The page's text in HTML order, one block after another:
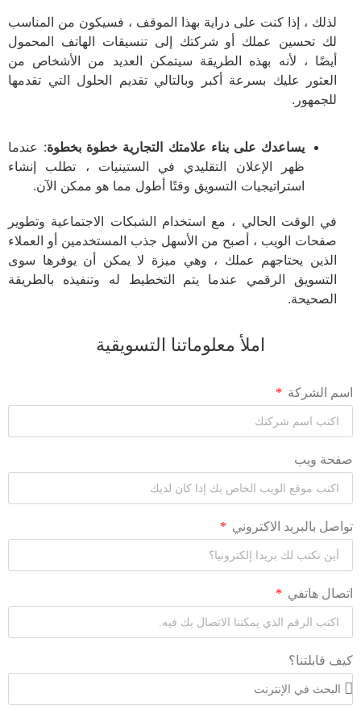
لذلك ، إذا كنت على دراية بهذا الموقف ، فسيكون من المناسب
لك تحسين عملك أو شركتك إلى تنسيقات الهاتف المحمول
أيضًا ، لأنه بهذه الطريقة سيتمكن العديد من الأشخاص من
العثور عليك بسرعة أكبر وبالتالي تقديم الحلول التي تقدمها
للجمهور.
يساعدك على بناء علامتك التجارية خطوة بخطوة: عندما
ظهر الإعلان التقليدي في الستينيات ، تطلب إنشاء
استراتيجيات التسويق وقتًا أطول مما هو ممكن الآن.
في الوقت الحالي ، مع استخدام الشبكات الاجتماعية وتطوير
صفحات الويب ، أصبح من الأسهل جذب المستخدمين أو العملاء
الذين يحتاجهم عملك ، وهي ميزة لا يمكن أن يوفرها سوى
التسويق الرقمي عندما يتم التخطيط له وتنفيذه بالطريقة
الصحيحة.
املأ معلوماتنا التسويقية
اسم الشركة
صفحة ويب
تواصل بالبريد الاكتروني
اتصال هاتفي
كيف قابلتنا؟